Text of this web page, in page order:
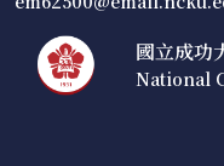
國立成功
National